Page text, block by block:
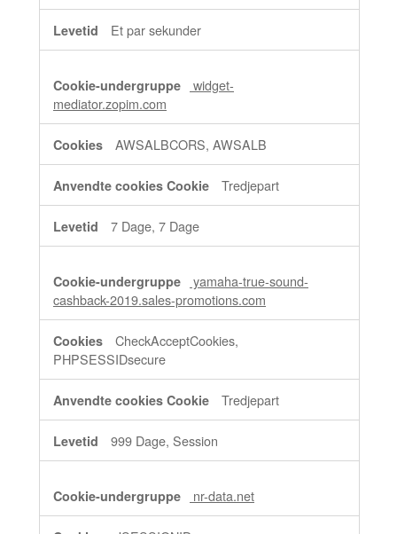
Et par sekunder
widget-
mediator.zopim.com
AWSALBCORS, AWSALB
Tredjepart
7 Dage, 7 Dage
yamaha-true-sound-
cashback-2019.sales-promotions.com
CheckAcceptCookies,
PHPSESSIDsecure
Tredjepart
999 Dage, Session
nr-data.net